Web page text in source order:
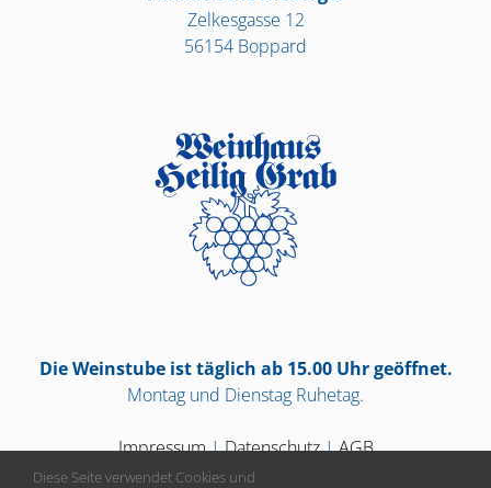
Zelkesgasse 12
56154 Boppard
Die Weinstube ist täglich ab 15.00 Uhr geöffnet.
Montag und Dienstag Ruhetag.
Impressum|Datenschutz|AGB
Diese Seite verwendet Cookies und